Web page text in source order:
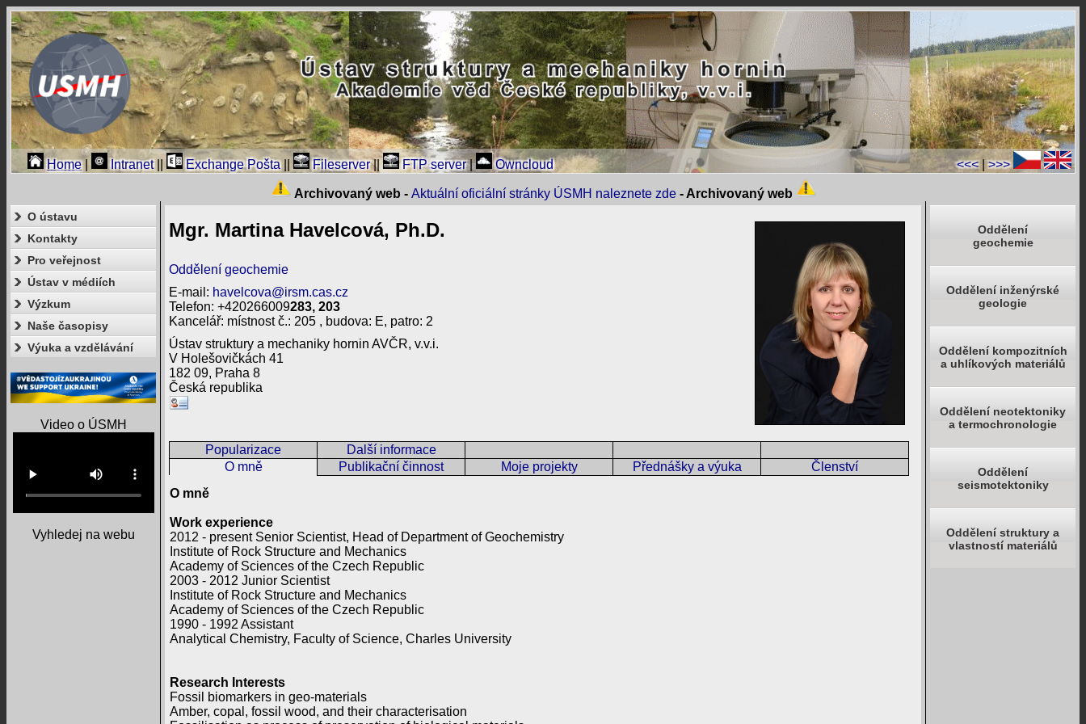
Home| Intranet|| Exchange Pošta Fileserver|| FTP server| Owncloud <<<|>>>
Archivovaný web - Aktuální oficiální stránky ÚSMH naleznete zde- Archivovaný web
O ústavu
Kontakty
Pro veřejnost
Ústav v médiích
Výzkum
Naše časopisy
Výuka a vzdělávání
Video o ÚSMH
Vyhledej na webu
Mgr. Martina Havelcová, Ph.D.
Oddělení geochemie
E-mail: havelcova@irsm.cas.cz
Telefon: +420266009283, 203
Kancelář: místnost č.: 205 , budova: E, patro: 2
Ústav struktury a mechaniky hornin AVČR, v.v.i.
V Holešovičkách 41
182 09, Praha 8
Česká republika
Popularizace
Další informace
O mně
Publikační činnost Moje projekty Přednášky a výuka
Členství
O mně
Work experience
2012 - present Senior Scientist, Head of Department of Geochemistry
Institute of Rock Structure and Mechanics
Academy of Sciences of the Czech Republic
2003 - 2012 Junior Scientist
Institute of Rock Structure and Mechanics
Academy of Sciences of the Czech Republic
1990 - 1992 Assistant
Analytical Chemistry, Faculty of Science, Charles University
Research Interests
Fossil biomarkers in geo-materials
Amber, copal, fossil wood, and their characterisation
Oddělení
geochemie
Oddělení inženýrské
geologie
Oddělení kompozitních
a uhlíkových materiálů
Oddělení neotektoniky
a termochronologie
Oddělení
seismotektoniky
Oddělení struktury a
vlastností materiálů